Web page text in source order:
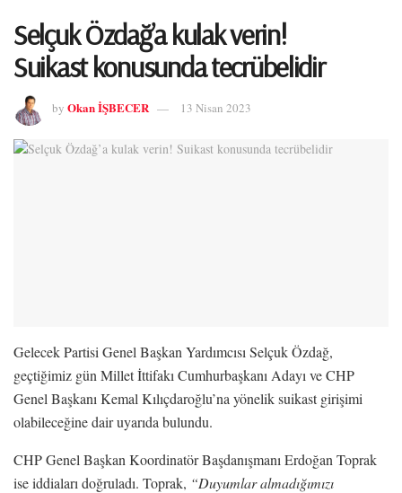
Selçuk Özdağ’a kulak verin!
Suikast konusunda tecrübelidir
by Okan İŞBECER 13 Nisan 2023
Gelecek Partisi Genel Başkan Yardımcısı Selçuk Özdağ,
geçtiğimiz gün Millet İttifakı Cumhurbaşkanı Adayı ve CHP
Genel Başkanı Kemal Kılıçdaroğlu’na yönelik suikast girişimi
olabileceğine dair uyarıda bulundu.
CHP Genel Başkan Koordinatör Başdanışmanı Erdoğan Toprak
ise iddiaları doğruladı. Toprak, “Duyumlar almadığımızı